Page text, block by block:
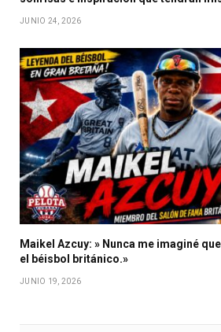
JUNIO 24, 2026
Maikel Azcuy: » Nunca me imaginé
el béisbol británico.»
JUNIO 19, 2026